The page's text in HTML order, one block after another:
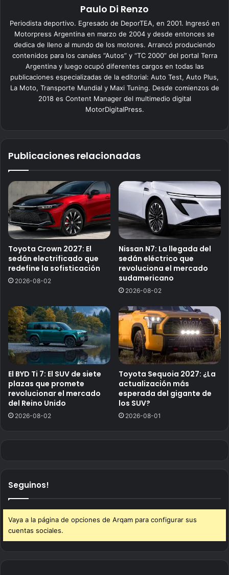
Paulo Di Renzo
Periodista deportivo. Egresado de DeporTEA, en 2001. Ingresó en
Motorpress Argentina en marzo de 2004 y desde entonces se
dedica de lleno al mundo de los motores. Arrancó produciendo
contenidos para los canales “Autos” y “TC 2000” del portal Terra
Argentina y luego ocupó diferentes cargos en todas las
publicaciones especializadas de la editorial: Auto Test, Auto Plus,
La Moto, Transporte Mundial y Maxi Tuning. Desde comienzos de
2018 es Content Manager del multimedio digital
MotorDigitalPress.
Publicaciones relacionadas
Toyota Crown 2027: El
sedán electrificado que
redefine la sofisticación
2026-08-02
Nissan N7: La llegada del
sedán eléctrico que
revoluciona el mercado
sudamericano
2026-08-02
El BYD Ti 7: El SUV de siete
plazas que promete
revolucionar el mercado
del Reino Unido
2026-08-02
Toyota Sequoia 2027: ¿La
actualización más
esperada del gigante de
los SUV?
2026-08-01
Seguinos!
Vaya a la página de opciones de Arqam para configurar sus
cuentas sociales.